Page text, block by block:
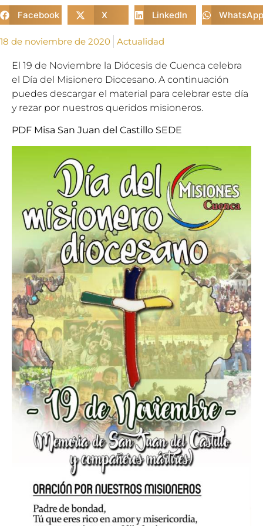
Facebook X LinkedIn WhatsApp
18 de noviembre de 2020 Actualidad
El 19 de Noviembre la Diócesis de Cuenca celebra
el Día del Misionero Diocesano. A continuación
puedes descargar el material para celebrar este día
y rezar por nuestros queridos misioneros.
PDF Misa San Juan del Castillo SEDE